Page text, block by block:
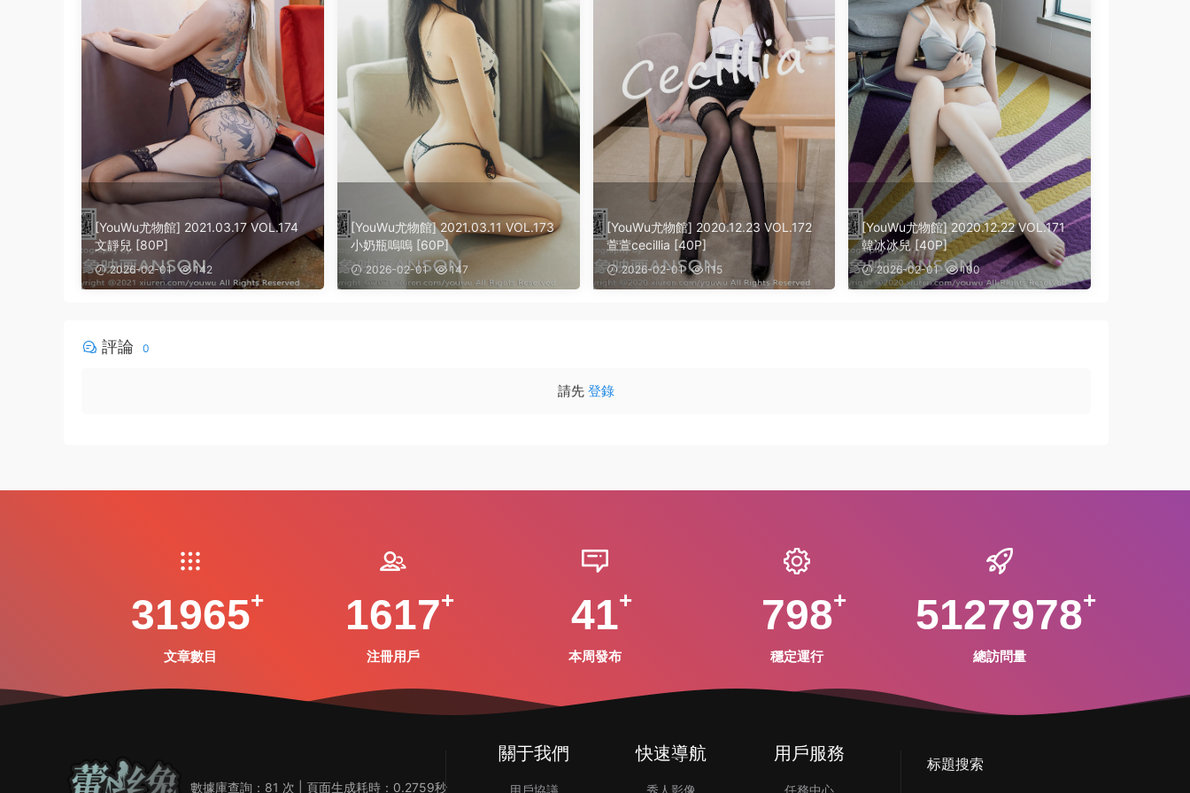
[YouWu尤物館] 2021.03.17 VOL.174
文靜兒 [80P]
2026-02-01 142
[YouWu尤物館] 2021.03.11 VOL.173
小奶瓶嗚嗚 [60P]
2026-02-01 147
[YouWu尤物館] 2020.12.23 VOL.172
萱萱cecillia [40P]
2026-02-01 115
[YouWu尤物館] 2020.12.22 VOL.171
韓冰冰兒 [40P]
2026-02-01 100
評論 0
請先 登錄
31965
文章數目
1617
注冊用戶
41
本周發布
798
穩定運行
5127978
總訪問量
數據庫查詢：81 次 | 頁面生成耗時：0.2759秒
關于我們 快速導航 用戶服務 标題搜索